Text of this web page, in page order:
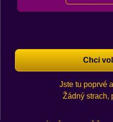
Chci
Jste tu poprvé
Žádný strach,